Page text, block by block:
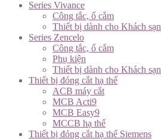
Series Vivance
Công tắc, ổ cắm
Thiết bị dành cho Khách sạn
Series Zencelo
Công tắc, ổ cắm
Phụ kiện
Thiết bị dành cho Khách sạn
Thiết bị đóng cắt hạ thế
ACB máy cắt
MCB Acti9
MCB Easy9
MCCB hạ thế
Thiết bị đóng cắt hạ thế Siemens